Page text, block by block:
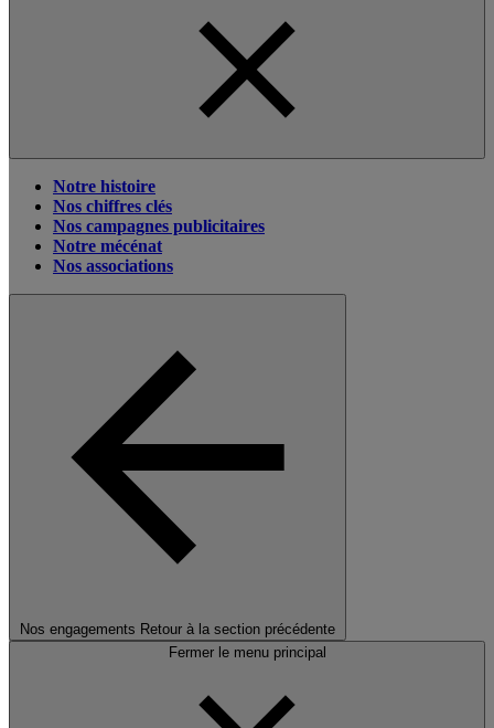
Notre histoire
Nos chiffres clés
Nos campagnes publicitaires
Notre mécénat
Nos associations
Nos engagements Retour à la section précédente
Fermer le menu principal